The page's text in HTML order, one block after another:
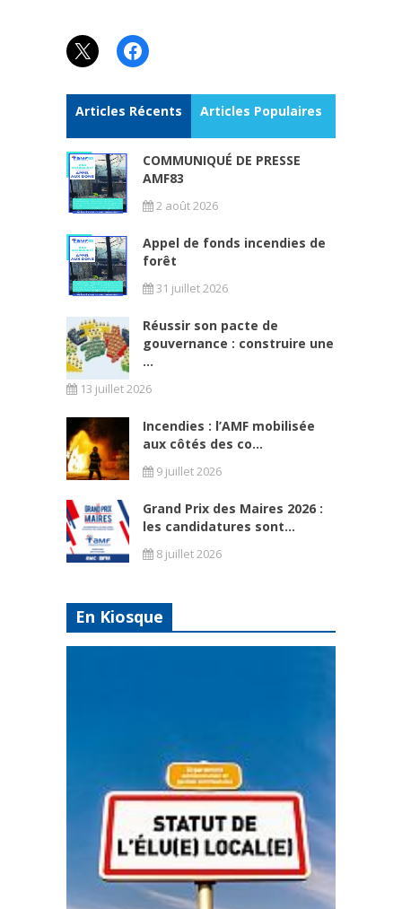
X Facebook
Articles Récents Articles Populaires
COMMUNIQUÉ DE PRESSE
AMF83
2 août 2026
Appel de fonds incendies de
forêt
31 juillet 2026
Réussir son pacte de
gouvernance : construire une
...
13 juillet 2026
Incendies : l’AMF mobilisée
aux côtés des co...
9 juillet 2026
Grand Prix des Maires 2026 :
les candidatures sont...
8 juillet 2026
En Kiosque